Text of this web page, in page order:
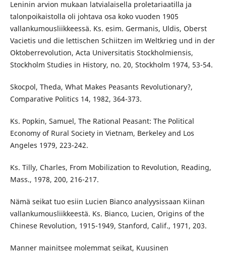
Leninin arvion mukaan latvialaisella proletariaatilla ja
talonpoikaistolla oli johtava osa koko vuoden 1905
vallankumousliikkeessä. Ks. esim. Germanis, Uldis, Oberst
Vacietis und die lettischen Schiitzen im Weltkrieg und in der
Oktoberrevolution, Acta Universitatis Stockholmiensis,
Stockholm Studies in History, no. 20, Stockholm 1974, 53-54.
Skocpol, Theda, What Makes Peasants Revolutionary?,
Comparative Politics 14, 1982, 364-373.
Ks. Popkin, Samuel, The Rational Peasant: The Political
Economy of Rural Society in Vietnam, Berkeley and Los
Angeles 1979, 223-242.
Ks. Tilly, Charles, From Mobilization to Revolution, Reading,
Mass., 1978, 200, 216-217.
Nämä seikat tuo esiin Lucien Bianco analyysissaan Kiinan
vallankumousliikkeestä. Ks. Bianco, Lucien, Origins of the
Chinese Revolution, 1915-1949, Stanford, Calif., 1971, 203.
Manner mainitsee molemmat seikat, Kuusinen